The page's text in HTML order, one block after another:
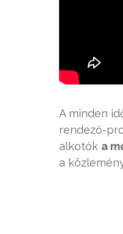
A minden
rendező-
alkotók a
a